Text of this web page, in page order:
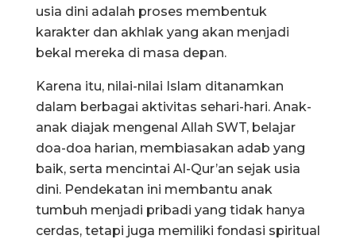
usia dini adalah proses membentuk
karakter dan akhlak yang akan menjadi
bekal mereka di masa depan.
Karena itu, nilai-nilai Islam ditanamkan
dalam berbagai aktivitas sehari-hari. Anak-
anak diajak mengenal Allah SWT, belajar
doa-doa harian, membiasakan adab yang
baik, serta mencintai Al-Qur’an sejak usia
dini. Pendekatan ini membantu anak
tumbuh menjadi pribadi yang tidak hanya
cerdas, tetapi juga memiliki fondasi spiritual